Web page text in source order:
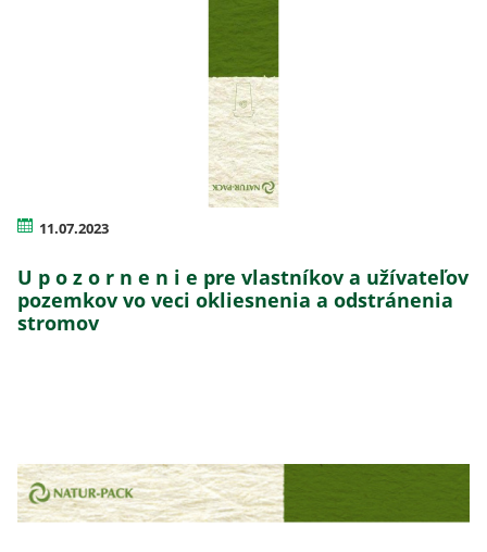
11.07.2023
U p o z o r n e n i e pre vlastníkov a užívateľov
pozemkov vo veci okliesnenia a odstránenia
stromov